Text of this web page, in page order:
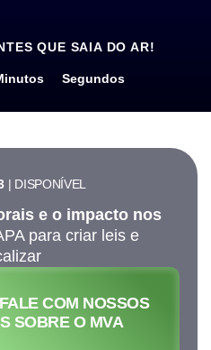
QUE SAIA DO AR!
Segundos
| DISPONÍVEL
e o impacto nos
para criar leis e
COM NOSSOS
SOBRE O MVA